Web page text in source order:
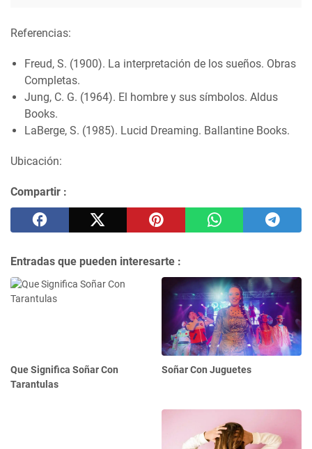
Referencias:
Freud, S. (1900). La interpretación de los sueños. Obras
Completas.
Jung, C. G. (1964). El hombre y sus símbolos. Aldus
Books.
LaBerge, S. (1985). Lucid Dreaming. Ballantine Books.
Ubicación:
Compartir :
Entradas que pueden interesarte :
Que Significa Soñar Con
Tarantulas
Soñar Con Juguetes